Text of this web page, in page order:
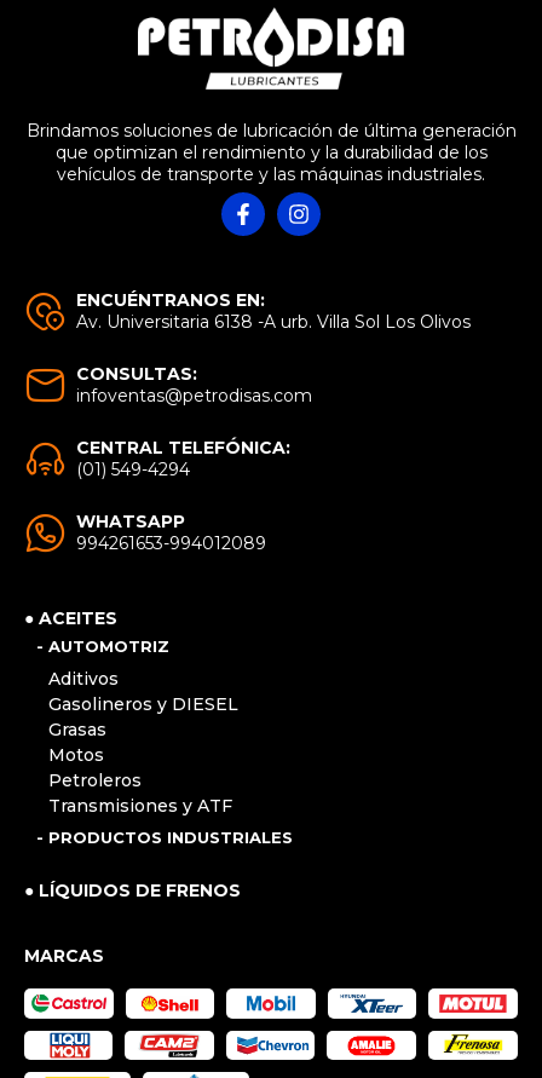
Brindamos soluciones de lubricación de última generación
que optimizan el rendimiento y la durabilidad de los
vehículos de transporte y las máquinas industriales.
ENCUÉNTRANOS EN:
Av. Universitaria 6138 -A urb. Villa Sol Los Olivos
CONSULTAS:
infoventas@petrodisas.com
CENTRAL TELEFÓNICA:
(01) 549-4294
WHATSAPP
994261653-994012089
● ACEITES
- AUTOMOTRIZ
Aditivos
Gasolineros y DIESEL
Grasas
Motos
Petroleros
Transmisiones y ATF
- PRODUCTOS INDUSTRIALES
● LÍQUIDOS DE FRENOS
MARCAS